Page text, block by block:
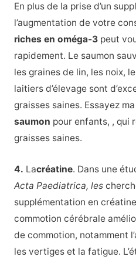
En plus de la prise d’un
l’augmentation de votre
riches en oméga-3peut
rapidement. Le saumon
les graines de lin, les noix,
laitiers d’élevage sont
graisses saines. Essayez
saumon pour enfants, , qui
graisses saines.
4. Lacréatine. Dans une
Acta Paediatrica, les
supplémentation en
commotion cérébrale
de commotion, notamment
les vertiges et la fatigue.